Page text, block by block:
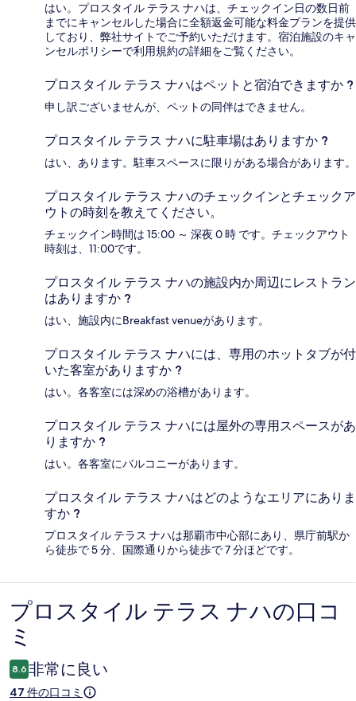
はい。プロスタイル テラス ナハは、チェックイン日の数日前
までにキャンセルした場合に全額返金可能な料金プランを提供
しており、弊社サイトでご予約いただけます。宿泊施設のキャ
ンセルポリシーで利用規約の詳細をご覧ください。
プロスタイル テラス ナハはペットと宿泊できますか ?
申し訳ございませんが、ペットの同伴はできません。
プロスタイル テラス ナハに駐車場はありますか ?
はい、あります。駐車スペースに限りがある場合があります。
プロスタイル テラス ナハのチェックインとチェックア
ウトの時刻を教えてください。
チェックイン時間は 15:00 ～ 深夜 0 時 です。チェックアウト
時刻は、11:00です。
プロスタイル テラス ナハの施設内か周辺にレストラン
はありますか ?
はい、施設内にBreakfast venueがあります。
プロスタイル テラス ナハには、専用のホットタブが付
いた客室がありますか ?
はい。各客室には深めの浴槽があります。
プロスタイル テラス ナハには屋外の専用スペースがあ
りますか ?
はい。各客室にバルコニーがあります。
プロスタイル テラス ナハはどのようなエリアにありま
すか ?
プロスタイル テラス ナハは那覇市中心部にあり、県庁前駅か
ら徒歩で 5 分、国際通りから徒歩で 7 分ほどです。
口
コ
ミ
プロスタイル テラス ナハの口コ
ミ
8.6 非常に良い
47 件の口コミ